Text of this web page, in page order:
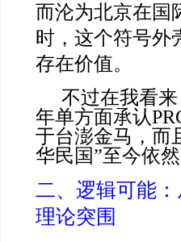
而沦为北京在国
时，这个符号外
存在价值。
不过在我看
年单方面承认
于台澎金马，而
华民国”至今依
二、逻辑可能
理论突围